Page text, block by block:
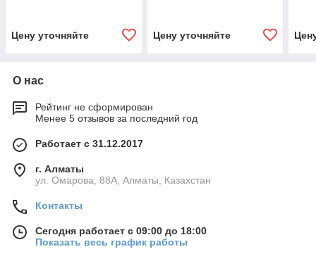
Цену уточняйте Цену уточняйте
О нас
Рейтинг не сформирован
Менее 5 отзывов за последний год
Работает с 31.12.2017
г. Алматы
ул. Омарова, 88А, Алматы, Казахстан
Контакты
Сегодня работает с 09:00 до 18:00
Показать весь график работы